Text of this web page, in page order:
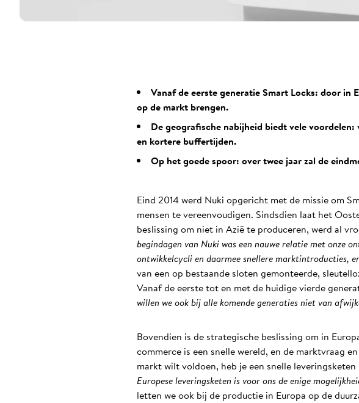
Vanaf de eerste generatie Smart Locks: door in
op de markt brengen.
De geografische nabijheid biedt vele
en kortere buffertijden.
Op het goede spoor: over twee jaar zal de
Eind 2014 werd Nuki opgericht met de missie om
mensen te vereenvoudigen. Sindsdien laat het
beslissing om niet in Azië te produceren, werd al
begindagen van Nuki was een nauwe relatie met onze
ontwikkelcycli en daarmee snellere marktintroducties,
van een op bestaande sloten gemonteerde,
Vanaf de eerste tot en met de huidige vierde
willen we ook bij alle komende generaties niet van
Bovendien is de strategische beslissing om in
commerce is een snelle wereld, en de marktvraag
markt wilt voldoen, heb je een snelle
Europese leveringsketen is voor ons de enige
letten we ook bij de productie in Europa op de